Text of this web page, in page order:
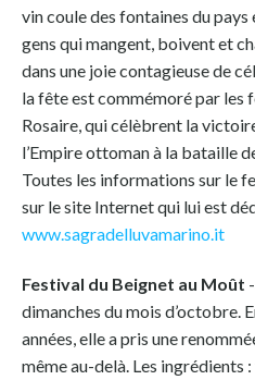
vin coule des fontaines du pays
gens qui mangent, boivent et
dans une joie contagieuse de
la fête est commémoré par les
Rosaire, qui célèbrent la
l’Empire ottoman à la bataille
Toutes les informations sur le
sur le site Internet qui lui est
www.sagradelluvamarino.it
Festival du Beignet au Moût
dimanches du mois d’octobre.
années, elle a pris une
même au-delà. Les ingrédients